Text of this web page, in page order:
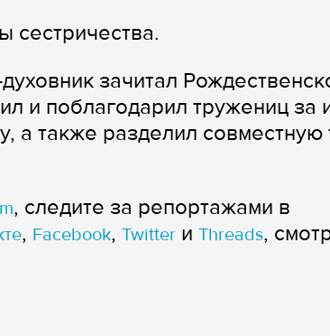
сестричества.
зачитал
и поблагодарил тружениц за
а также разделил совместную
, следите за репортажами в
, Facebook, Twitter и Threads,